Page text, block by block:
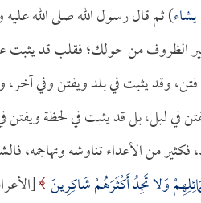
) ثم قال رسول الله صلى الله
الظروف من حولك؛ فقلب قد يثبت
فتن، وقد يثبت في بلد ويفتن وفي
في ليل، بل قد يثبت في لحظة ويفتن
من الأعداء تناوشه وتهاجمه،
وَلا تَجِدُ أَكْثَرَهُمْ شَاكِرِينَ